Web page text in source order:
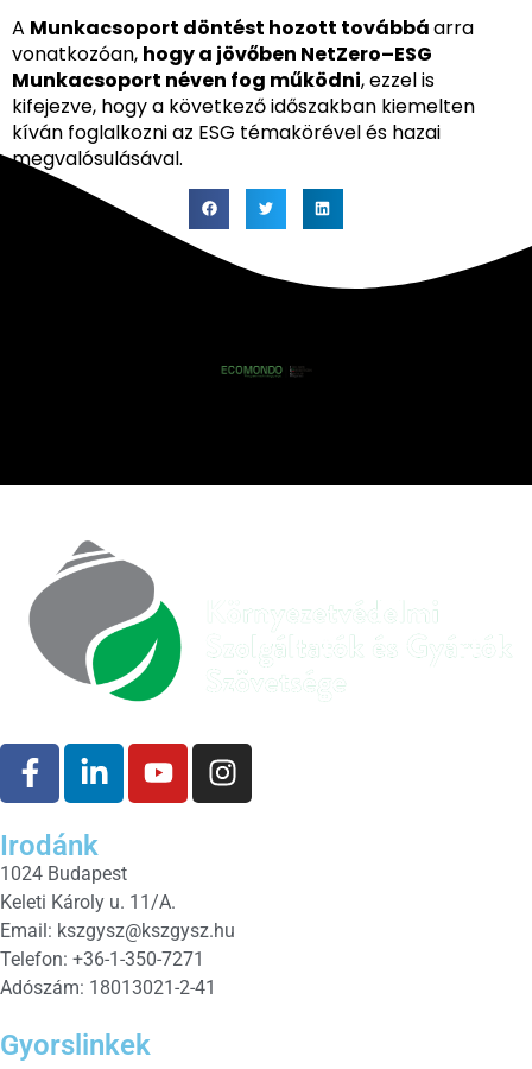
A Munkacsoport döntést hozott továbbáarra
vonatkozóan, hogy a jövőben NetZero–ESG
Munkacsoport néven fog működni, ezzel is
kifejezve, hogy a következő időszakban kiemelten
kíván foglalkozni az ESG témakörével és hazai
megvalósulásával.
Irodánk
1024 Budapest
Keleti Károly u. 11/A.
Email: kszgysz@kszgysz.hu
Telefon: +36-1-350-7271
Adószám: 18013021-2-41
Gyorslinkek